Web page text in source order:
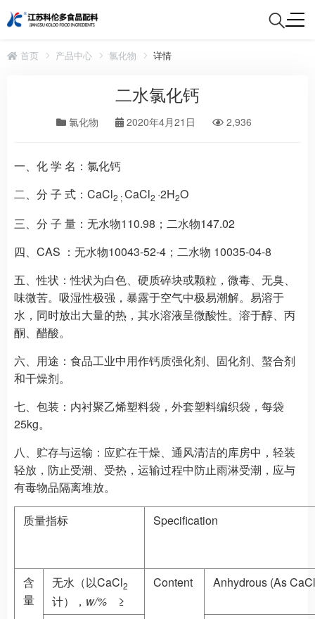
首页 产品中心 氯化物 详情
二水氯化钙
氯化物 2020年4月21日 2,936
一、化 学 名： 氯化钙
二、分 子 式： CaCl2 ;CaCl2 ·2H2O
三、分 子 量 ：无水物110.98；二水物147.02
四、CAS ：无水物10043-52-4；二水物 10035-04-8
五、性状：性状为白色、硬质碎块或颗粒，微毒、无臭、
味微苦。吸湿性极强，暴露于空气中极易潮解。易溶于
水，同时放出大量的热，其水溶液呈微酸性。溶于醇、丙
酮、醋酸。
六、用途： 食品工业中用作钙质强化剂、固化剂、螯合剂
和干燥剂。
七、包装： 内衬聚乙烯塑料袋，外套塑料编织袋，每袋
25kg。
八、贮存与运输： 应贮在干燥、通风清洁的库房中，轻装
轻放，防止受潮、受热，运输过程中防止雨淋受潮，应与
有毒物品隔离堆放。
质量指标 Specification
含
量
无水（以CaCl2
计）， w/% ≥
Content Anhydrous (As CaCl